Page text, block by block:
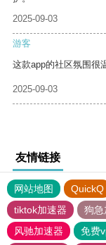
2025-09-03
游客
这款app的社区氛围很
2025-09-03
友情链接
网站地图 QuickQ
tiktok加速器
狗急
风驰加速器
免费